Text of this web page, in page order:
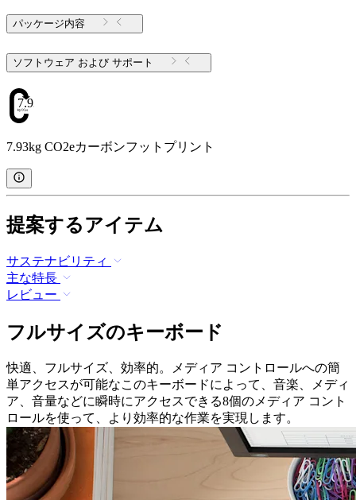
パッケージ内容
ソフトウェア および サポート
7.93
7.93kg CO2eカーボンフットプリント
提案するアイテム
サステナビリティ
主な特長
レビュー
フルサイズのキーボード
快適、フルサイズ、効率的。メディア コントロールへの簡
単アクセスが可能なこのキーボードによって、音楽、メディ
ア、音量などに瞬時にアクセスできる8個のメディア コント
ロールを使って、より効率的な作業を実現します。